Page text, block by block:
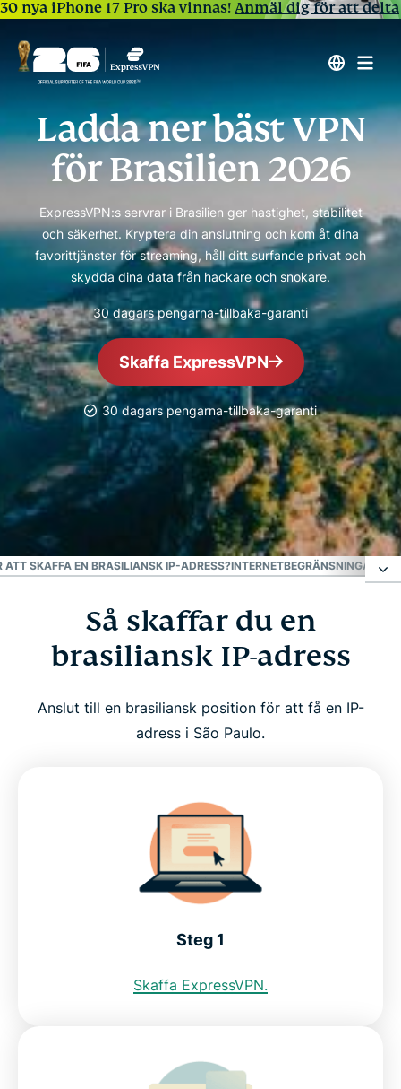
30 nya iPhone 17 Pro ska vinnas!Anmäl dig för att delta
Ladda ner bäst VPN
för Brasilien 2026
ExpressVPN:s servrar i Brasilien ger hastighet, stabilitet
och säkerhet. Kryptera din anslutning och kom åt dina
favorittjänster för streaming, håll ditt surfande privat och
skydda dina data från hackare och snokare.
30 dagars pengarna-tillbaka-garanti
Skaffa ExpressVPN
30 dagars pengarna-tillbaka-garanti
#1 på VPN
Bäst VPN för Brasilien
SKAFFA EN BRASILIANSK IP-ADRESS?INTERNETBEGRÄNSNINGAR I
Så skaffar du en brasiliansk IP-adress
Varför använda VPN i Brasilien?
Ladda ner ett VPN för Brasilien till alla dina enheter
brasiliansk IP-adress?
Internetbegränsningar i Brasilien
Prova ett VPN för Brasilien riskfritt
Så skaffar du en
brasiliansk IP-adress
Anslut till en brasiliansk position för att få en IP-
adress i São Paulo.
Steg 1
Skaffa ExpressVPN.